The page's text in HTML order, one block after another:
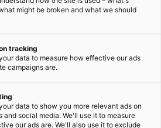
might be broken and what we should
tracking
data to measure how effective our ads
campaigns are.
data to show you more relevant ads on
and social media. We'll use it to measure
our ads are. We'll also use it to exclude